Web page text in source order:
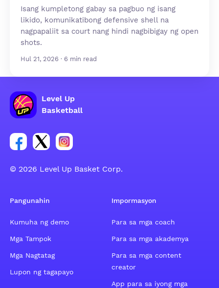
Isang kumpletong gabay sa pagbuo ng isang
likido, komunikatibong defensive shell na
nagpapaliit sa court nang hindi nagbibigay ng open
shots.
Hul 21, 2026 · 6 min read
Level Up
Basketball
Link para sa social group ng Facebook account
Link para sa social group ng tweeter account
Link para sa social group ng Instagram
© 2026 Level Up Basket Corp.
Pangunahin
Kumuha ng demo
Mga Tampok
Mga Nagtatag
Lupon ng tagapayo
Impormasyon
Para sa mga coach
Para sa mga akademya
Para sa mga content
creator
App para sa iyong mga